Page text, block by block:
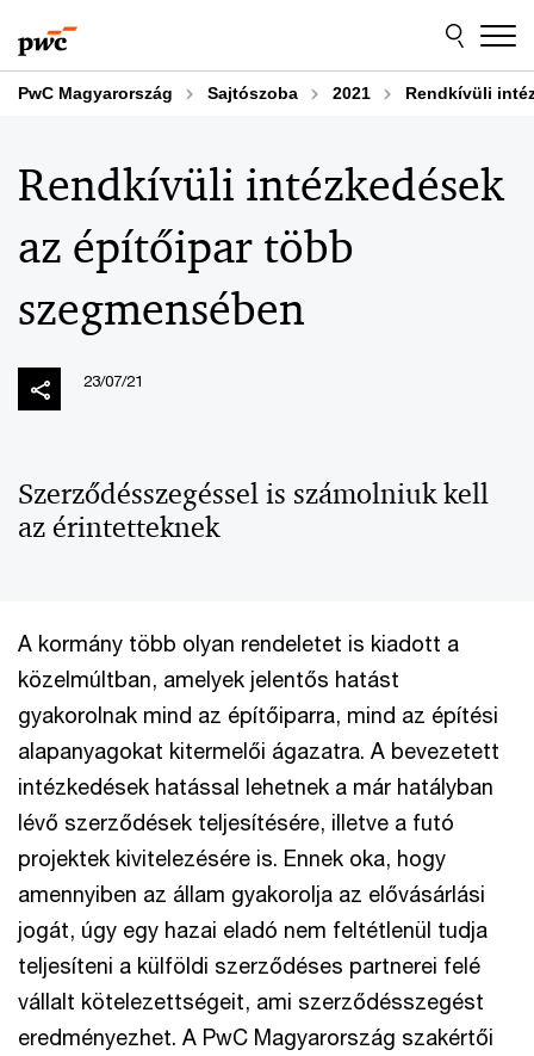
to
content
to
footer
PwC Magyarország Sajtószoba 2021 Rendkívüli
Rendkívüli intézkedések
az építőipar több
szegmensében
23/07/21
Szerződésszegéssel is számolniuk kell
az érintetteknek
A kormány több olyan rendeletet is kiadott a
közelmúltban, amelyek jelentős hatást
gyakorolnak mind az építőiparra, mind az építési
alapanyagokat kitermelői ágazatra. A bevezetett
intézkedések hatással lehetnek a már hatályban
lévő szerződések teljesítésére, illetve a futó
projektek kivitelezésére is. Ennek oka, hogy
amennyiben az állam gyakorolja az elővásárlási
jogát, úgy egy hazai eladó nem feltétlenül tudja
teljesíteni a külföldi szerződéses partnerei felé
vállalt kötelezettségeit, ami szerződésszegést
eredményezhet. A PwC Magyarország szakértői